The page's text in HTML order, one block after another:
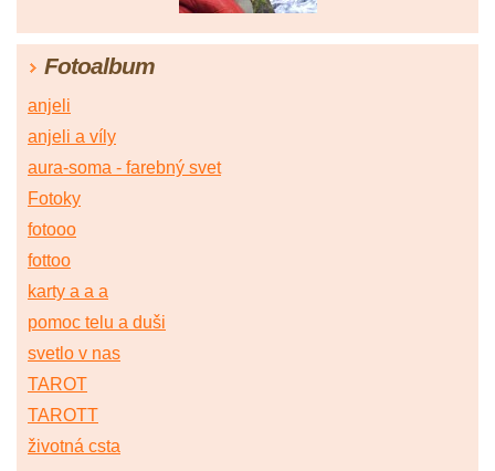
Fotoalbum
anjeli
anjeli a víly
aura-soma - farebný svet
Fotoky
fotooo
fottoo
karty a a a
pomoc telu a duši
svetlo v nas
TAROT
TAROTT
životná csta